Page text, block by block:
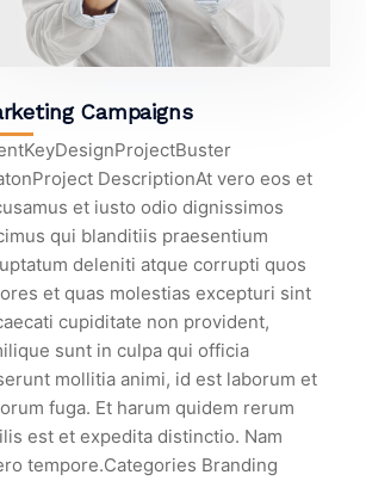
Campaigns
DescriptionAt vero eos et
et iusto odio dignissimos
qui blanditiis praesentium
deleniti atque corrupti quos
et quas molestias excepturi sint
cupiditate non provident,
sunt in culpa qui officia
mollitia animi, id est laborum et
fuga. Et harum quidem rerum
est et expedita distinctio. Nam
tempore.Categories Branding